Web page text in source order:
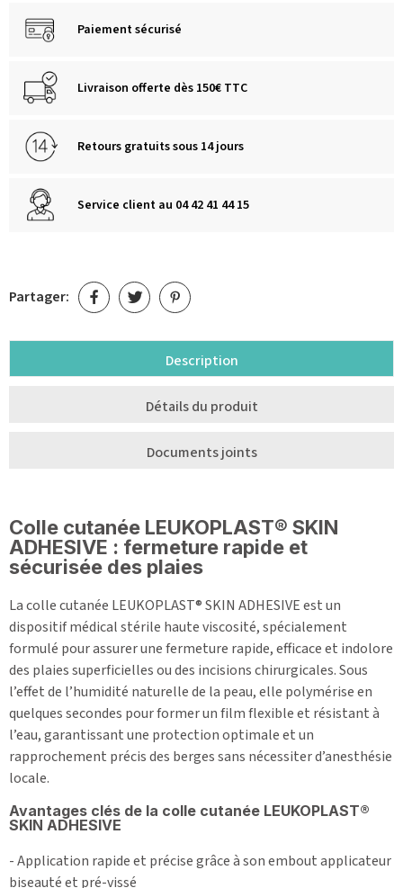
Paiement sécurisé
Livraison offerte dès 150€ TTC
Retours gratuits sous 14 jours
Service client au 04 42 41 44 15
Partager:
Description
Détails du produit
Documents joints
Colle cutanée LEUKOPLAST® SKIN
ADHESIVE : fermeture rapide et
sécurisée des plaies
La colle cutanée LEUKOPLAST® SKIN ADHESIVE est un
dispositif médical stérile haute viscosité, spécialement
formulé pour assurer une fermeture rapide, efficace et indolore
des plaies superficielles ou des incisions chirurgicales. Sous
l’effet de l’humidité naturelle de la peau, elle polymérise en
quelques secondes pour former un film flexible et résistant à
l’eau, garantissant une protection optimale et un
rapprochement précis des berges sans nécessiter d’anesthésie
locale.
Avantages clés de la colle cutanée LEUKOPLAST®
SKIN ADHESIVE
- Application rapide et précise grâce à son embout applicateur
biseauté et pré-vissé